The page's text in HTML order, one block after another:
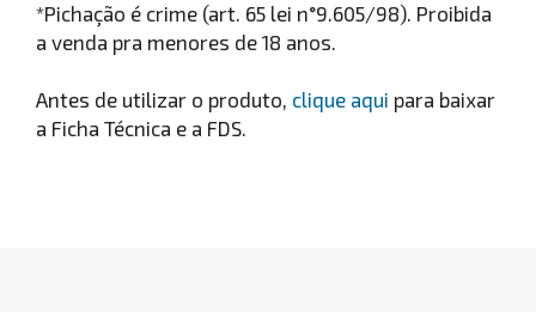
*Pichação é crime (art. 65 lei n°9.605/98). Proibida
a venda pra menores de 18 anos.
Antes de utilizar o produto, clique aqui para baixar
a Ficha Técnica e a FDS.